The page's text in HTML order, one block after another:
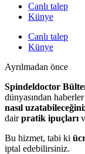
Canlı talep
Künye
Canlı talep
Künye
Ayrılmadan önce
Spindeldoctor
dünyasından
nasıl
dairpratik ipuçları
Bu hizmet, tabi ki
iptal edebilirsiniz.